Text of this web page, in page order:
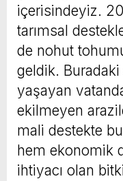
içerisindeyiz.
tarımsal
de nohut
geldik. Buradaki
yaşayan
ekilmeyen
mali destekte
hem ekonomik
ihtiyacı olan